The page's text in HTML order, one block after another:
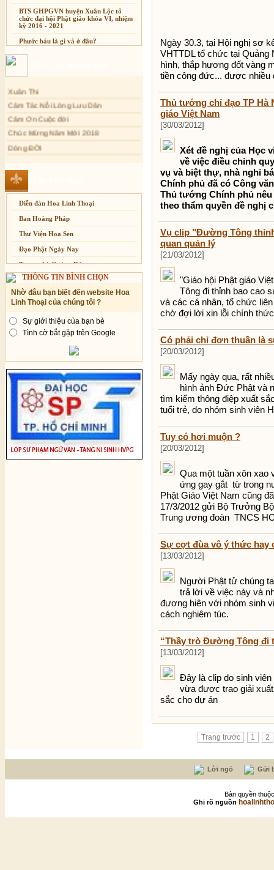
BTS GHPGVN huyện Xuân Lộc tổ
chức đại hội Phật giáo khóa VI, nhiệm
kỳ 2016 - 2021
Phước báu là gì và ở đâu?
Sự thương-ghét của con người
Nỗi lòng của các bệnh nhân nghèo
An Giang: Tịnh thất Quy Nguyên
phát quà từ thiện tại xã Cư Yang
Tịnh xá Ngọc Đăng khai giảng Thiền
dành cho Người bận rộn
Cảm Tác Nỗi Lòng Lưu Dân
Cảm Ơn Cuộc đời
Chúc Mừng Năm Mới 2018
Dòng ĐỜI
Chuông Ngân
Kính mừng Phật Đản
Anh không chết đâu em
Kiếp này
Diễn đàn Hoa Linh Thoại
Ban Hoằng Pháp
Thư Viện Hoa Sen
Đạo Phật Ngày Nay
Trang nhà Quảng Đức
Báo Giác Ngộ
Vesak 2014
THÔNG TIN BÌNH CHỌN
Nhờ đâu bạn biết đến website Hoa
Linh Thoại của chúng tôi ?
Sự giới thiệu của bạn bè
Tình cờ bắt gặp trên Google
Ngày 30.3, tại Hội nghị sơ
VHTTDL tổ chức tại Quảng
hình, thắp hương đốt vàng
tiền công đức... được nhiều
Thủ tướng chỉ đạo TP Hà
giáo Việt Nam
[30/03/2012]
Xét đề nghị của Học
về việc điều chỉnh
vụ và biệt thự, nhà nghỉ
Chính phủ đã có Công
Thủ tướng Chính phủ nêu
theo thẩm quyền đề nghị
Vụ clip "Đường Tông
quan quản lý
[21/03/2012]
"Giáo hội Phật giáo
Tông đi thỉnh bao cao
và các cá nhân, tổ chức
chờ đợi lời xin lỗi chính
Có phải chỉ đơn thuần là
[20/03/2012]
Mấy ngày qua, rất
hình ảnh Đức Phật và
tìm kiếm thông điệp xuất
tuổi trẻ, do nhóm sinh viên
Tuy có hơi muộn ?
[20/03/2012]
Qua một tuần xôn xao
ứng gay gắt từ trong
Phật Giáo Việt Nam cũng
17/3/2012 gửi Bộ Trưởng
Trung ương đoàn TNCS
Sự cợt đùa vô ý thức hay
[13/03/2012]
Người Phật tử chúng
trả lời về việc này và
đương hiên với nhóm sinh
cách nghiêm túc.
“Thầy trò Đường Tông đi
[13/03/2012]
Ðây là clip do sinh
vừa được trao giải
sắc cho dự án
Trang trước 1 2
Lời ngỏ Gửi
Bản quyền
Ghi rõ nguồn